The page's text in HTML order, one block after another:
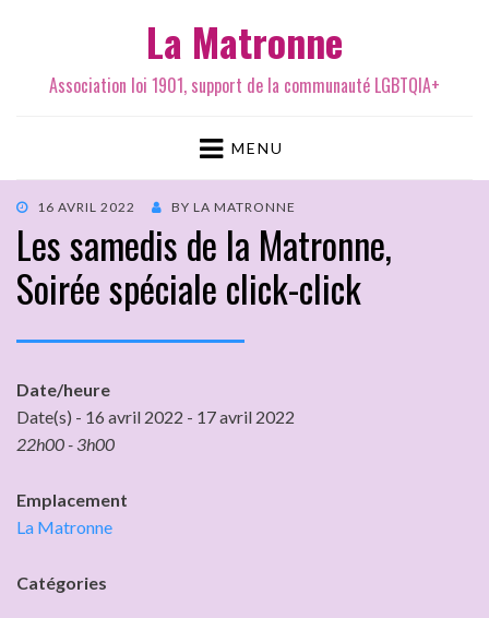
La Matronne
Association loi 1901, support de la communauté LGBTQIA+
MENU
16 AVRIL 2022 BY LA MATRONNE
Les samedis de la Matronne,
Soirée spéciale click-click
Date/heure
Date(s) - 16 avril 2022 - 17 avril 2022
22h00 - 3h00
Emplacement
La Matronne
Catégories